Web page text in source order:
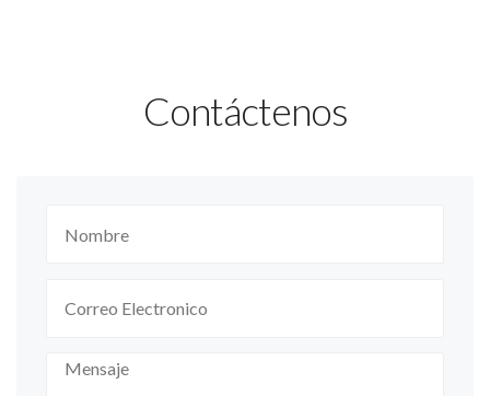
Contáctenos